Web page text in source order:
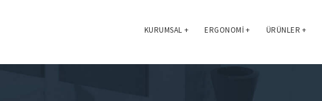
KURUMSAL + ERGONOMI+ ÜRÜNLER +